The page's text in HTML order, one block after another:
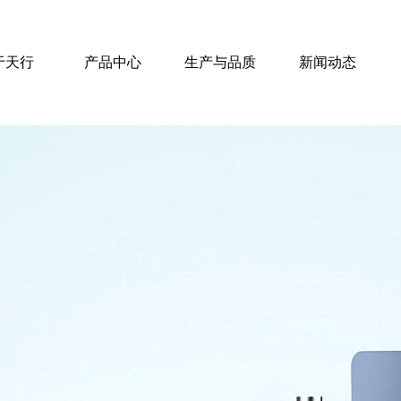
天行 产品中心 生产与品质 新闻动态